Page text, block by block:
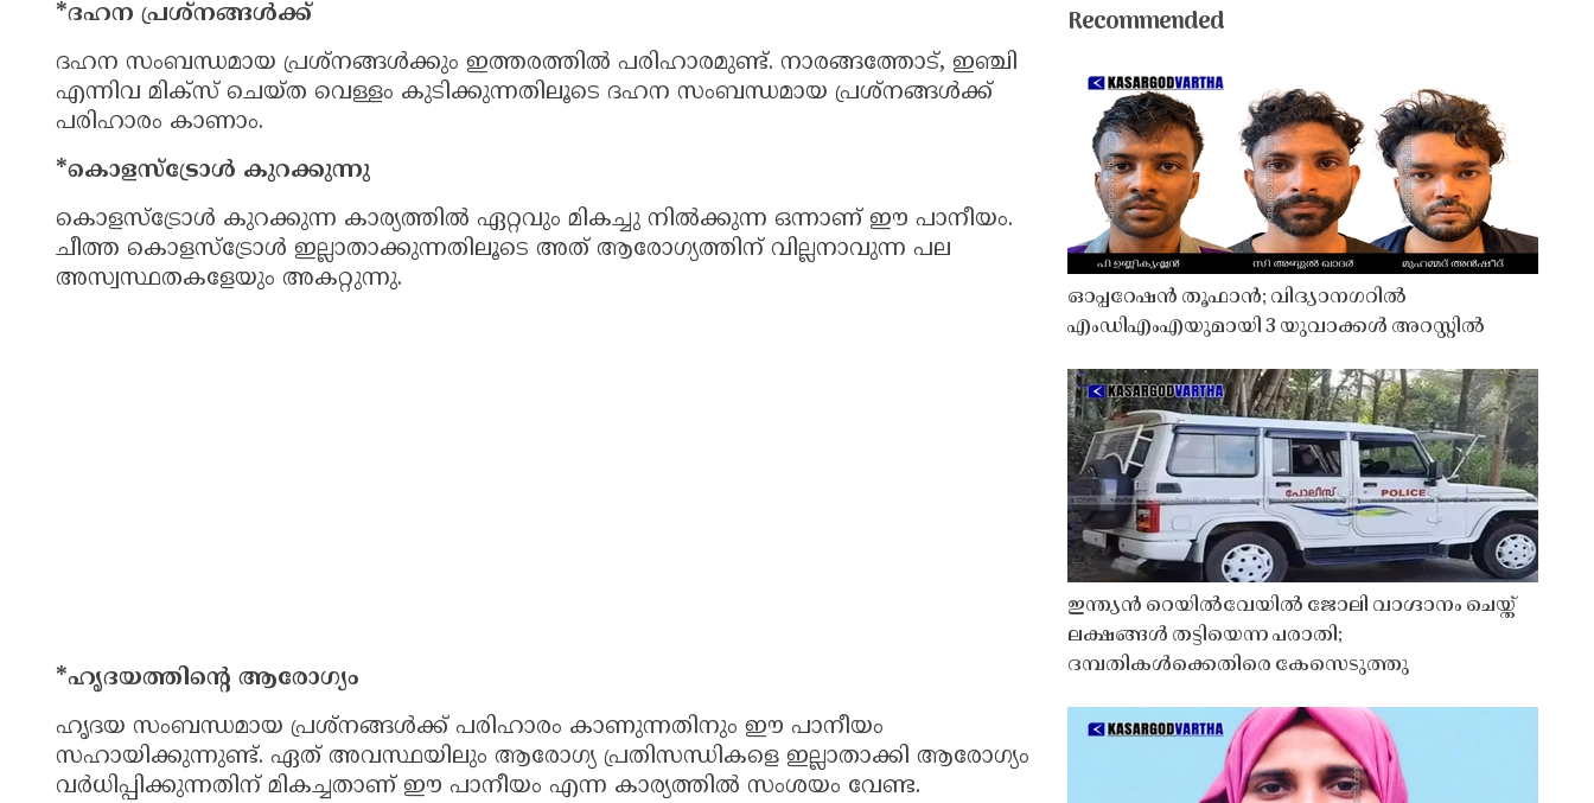
*ദഹന പ്രശ്‌നങ്ങള്‍ക്ക്
ദഹന സംബന്ധമായ പ്രശ്‌നങ്ങള്‍ക്കും ഇത്തരത്തില്‍ പരിഹാരമുണ്ട്. നാരങ്ങത്തോട്, ഇഞ്ചി
എന്നിവ മിക്‌സ് ചെയ്ത വെള്ളം കുടിക്കുന്നതിലൂടെ ദഹന സംബന്ധമായ പ്രശ്‌നങ്ങള്‍ക്ക്
പരിഹാരം കാണാം.
*കൊളസ്‌ട്രോള്‍ കുറക്കുന്നു
കൊളസ്‌ട്രോള്‍ കുറക്കുന്ന കാര്യത്തില്‍ ഏറ്റവും മികച്ചു നില്‍ക്കുന്ന ഒന്നാണ് ഈ പാനീയം.
ചീത്ത കൊളസ്‌ട്രോള്‍ ഇല്ലാതാക്കുന്നതിലൂടെ അത് ആരോഗ്യത്തിന് വില്ലനാവുന്ന പല
അസ്വസ്ഥതകളേയും അകറ്റുന്നു.
*ഹൃദയത്തിന്റെ ആരോഗ്യം
ഹൃദയ സംബന്ധമായ പ്രശ്‌നങ്ങള്‍ക്ക് പരിഹാരം കാണുന്നതിനും ഈ പാനീയം
സഹായിക്കുന്നുണ്ട്. ഏത് അവസ്ഥയിലും ആരോഗ്യ പ്രതിസന്ധികളെ ഇല്ലാതാക്കി ആരോഗ്യം
വര്‍ധിപ്പിക്കുന്നതിന് മികച്ചതാണ് ഈ പാനീയം എന്ന കാര്യത്തില്‍ സംശയം വേണ്ട.
Recommended
ഓപ്പറേഷൻ തൂഫാൻ; വിദ്യാനഗറിൽ
എംഡിഎംഎയുമായി 3 യുവാക്കൾ അറസ്റ്റിൽ
ഇന്ത്യൻ റെയിൽവേയിൽ ജോലി വാഗ്ദാനം ചെയ്ത്
ലക്ഷങ്ങൾ തട്ടിയെന്ന പരാതി;
ദമ്പതികൾക്കെതിരെ കേസെടുത്തു